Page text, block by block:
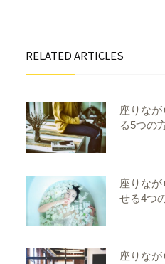
RELATED ARTICLES
座りな
る5つの
座りな
せる4つ
座りな